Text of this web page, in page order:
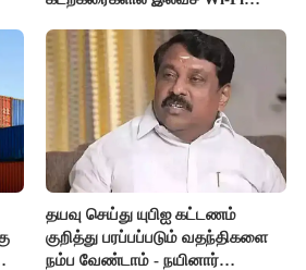
தயவு செய்து யுபிஐ கட்டணம்
குறித்து பரப்பப்படும் வதந்திகளை
நம்ப வேண்டாம் - நயினார்